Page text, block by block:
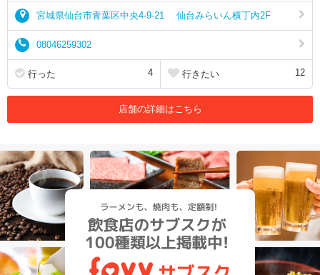
宮城県仙台市青葉区中央4-9-21 仙台みらいん横丁内2F
08046259302
行った 4 行きたい 12
店舗の詳細はこちら